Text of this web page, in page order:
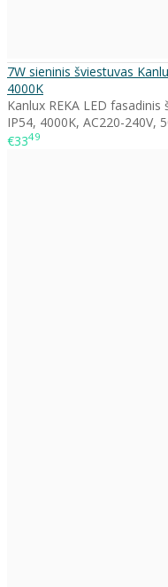
7W sieninis šviestuvas
4000K
Kanlux REKA LED
IP54, 4000K, AC220-240V,
€3349